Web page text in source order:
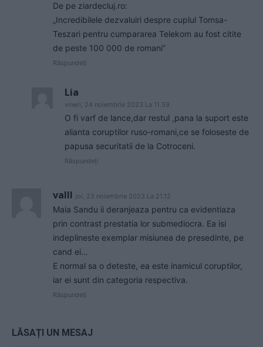
De pe ziardecluj.ro:
„Incredibilele dezvaluiri despre cuplul Tomsa-
Teszari pentru cumpararea Telekom au fost citite
de peste 100 000 de romani”
Răspundeți
Lia
vineri, 24 noiembrie 2023 La 11.59
O fi varf de lance,dar restul ,pana la suport este
alianta coruptilor ruso-romani,ce se foloseste de
papusa securitatii de la Cotroceni.
Răspundeți
valll joi, 23 noiembrie 2023 La 21.12
Maia Sandu ii deranjeaza pentru ca evidentiaza
prin contrast prestatia lor submediocra. Ea isi
indeplineste exemplar misiunea de presedinte, pe
cand ei…
E normal sa o deteste, ea este inamicul coruptilor,
iar ei sunt din categoria respectiva.
Răspundeți
LĂSAȚI UN MESAJ